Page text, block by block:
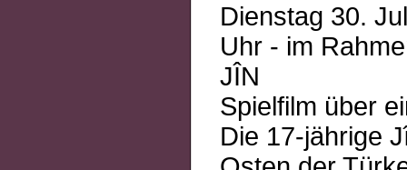
Dienstag 30.
Uhr - im
JÎN
Spielfilm über
Die 17-jährige